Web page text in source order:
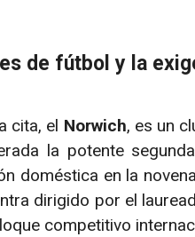
de fútbol y la
cita, el Norwich, es un
la potente
doméstica en la
dirigido por el
competitivo